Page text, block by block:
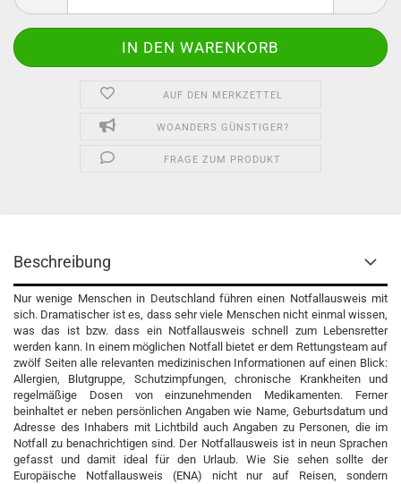
AUF DEN MERKZETTEL
WOANDERS GÜNSTIGER?
FRAGE ZUM PRODUKT
Beschreibung
Nur wenige Menschen in Deutschland führen einen Notfallausweis mit
sich. Dramatischer ist es, dass sehr viele Menschen nicht einmal wissen,
was das ist bzw. dass ein Notfallausweis schnell zum Lebensretter
werden kann. In einem möglichen Notfall bietet er dem Rettungsteam auf
zwölf Seiten alle relevanten medizinischen Informationen auf einen Blick:
Allergien, Blutgruppe, Schutzimpfungen, chronische Krankheiten und
regelmäßige Dosen von einzunehmenden Medikamenten. Ferner
beinhaltet er neben persönlichen Angaben wie Name, Geburtsdatum und
Adresse des Inhabers mit Lichtbild auch Angaben zu Personen, die im
Notfall zu benachrichtigen sind. Der Notfallausweis ist in neun Sprachen
gefasst und damit ideal für den Urlaub. Wie Sie sehen sollte der
Europäische Notfallausweis (ENA) nicht nur auf Reisen, sondern